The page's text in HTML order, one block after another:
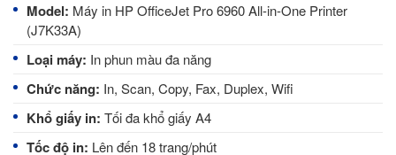
Model: Máy in HP OfficeJet Pro 6960 All-in-One Printer
(J7K33A)
Loại máy: In phun màu đa năng
Chức năng: In, Scan, Copy, Fax, Duplex, Wifi
Khổ giấy in: Tối đa khổ giấy A4
Tốc độ in: Lên đến 18 trang/phút